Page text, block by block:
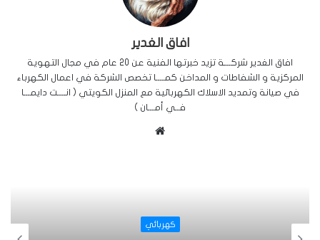
افاق الغدير
افاق الغدير شركـــة تزيد خبرتها الفنية عن 20 عام في مجال التهوية
المركزية و الشفاطات و المداخن كمــــا تخصص الشركة في اعمال الكهرباء
في صيانة وتمديد الاسلاك الكهربائية مع المنزل الكويتي ( انــــت دايمـــا
فــي أمـــان )
ل
و
كهربائي